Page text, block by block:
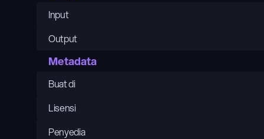
Input
Output
Metadata
Buat di
Lisensi
Penyedia